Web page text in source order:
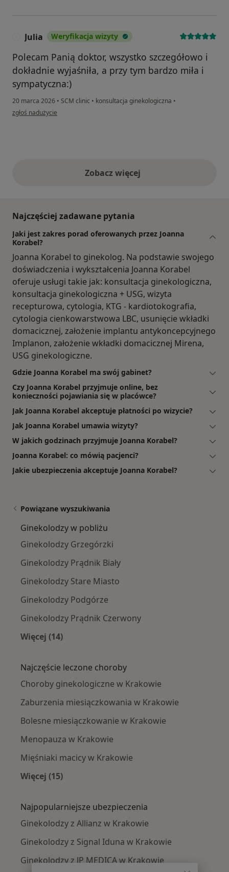
Julia Weryfikacja wizyty
Polecam Panią doktor, wszystko szczegółowo i
dokładnie wyjaśniła, a przy tym bardzo miła i
sympatyczna:)
20 marca 2026 • SCM clinic • konsultacja ginekologiczna •
w opinii użytkownika Julia
zgłoś nadużycie
Zobacz więcejopinie powyżej
Najczęściej zadawane pytania
Jaki jest zakres porad oferowanych przez Joanna
Korabel?
Joanna Korabel to ginekolog. Na podstawie swojego
doświadczenia i wykształcenia Joanna Korabel
oferuje usługi takie jak: konsultacja ginekologiczna,
konsultacja ginekologiczna + USG, wizyta
recepturowa, cytologia, KTG - kardiotokografia,
cytologia cienkowarstwowa LBC, usunięcie wkładki
domacicznej, założenie implantu antykoncepcyjnego
Implanon, założenie wkładki domacicznej Mirena,
USG ginekologiczne.
Gdzie Joanna Korabel ma swój gabinet?
Czy Joanna Korabel przyjmuje online, bez
konieczności pojawiania się w placówce?
Jak Joanna Korabel akceptuje płatności po wizycie?
Jak Joanna Korabel umawia wizyty?
W jakich godzinach przyjmuje Joanna Korabel?
Joanna Korabel: co mówią pacjenci?
Jakie ubezpieczenia akceptuje Joanna Korabel?
Powiązane wyszukiwania
Ginekolodzy w pobliżu
Ginekolodzy Grzegórzki
Ginekolodzy Prądnik Biały
Ginekolodzy Stare Miasto
Ginekolodzy Podgórze
Ginekolodzy Prądnik Czerwony
Więcej (14)
Najczęście leczone choroby
Choroby ginekologiczne w Krakowie
Zaburzenia miesiączkowania w Krakowie
Bolesne miesiączkowanie w Krakowie
Menopauza w Krakowie
Mięśniaki macicy w Krakowie
Więcej (15)
Najpopularniejsze ubezpieczenia
Ginekolodzy z Allianz w Krakowie
Ginekolodzy z Signal Iduna w Krakowie
Ginekolodzy z JP MEDICA w Krakowie